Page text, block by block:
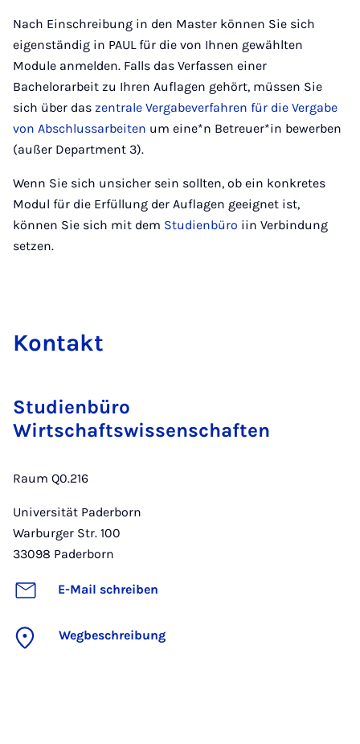
Nach Einschreibung in den Master können Sie sich
eigenständig in PAUL für die von Ihnen gewählten
Module anmelden. Falls das Verfassen einer
Bachelorarbeit zu Ihren Auflagen gehört, müssen Sie
sich über das zentrale Vergabeverfahren für die Vergabe
von Abschlussarbeiten um eine*n Betreuer*in bewerben
(außer Department 3).
Wenn Sie sich unsicher sein sollten, ob ein konkretes
Modul für die Erfüllung der Auflagen geeignet ist,
können Sie sich mit dem Studienbüro iin Verbindung
setzen.
Kon­takt
Studienbüro
Wirtschaftswissenschaften
Raum Q0.216
Universität Paderborn
Warburger Str. 100
33098 Paderborn
E-Mail schreiben
Wegbeschreibung